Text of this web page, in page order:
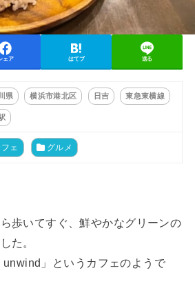
ェア はてブ 送る
県 横浜市港北区 日吉 東急東横線
フェ グルメ
歩いてすぐ、鮮やかなグリーンの
た。
unwind」というカフェのようで